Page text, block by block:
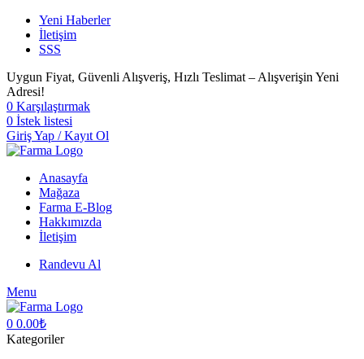
Yeni Haberler
İletişim
SSS
Uygun Fiyat, Güvenli Alışveriş, Hızlı Teslimat – Alışverişin Yeni
Adresi!
0 Karşılaştırmak
0 İstek listesi
Giriş Yap / Kayıt Ol
Anasayfa
Mağaza
Farma E-Blog
Hakkımızda
İletişim
Randevu Al
Menu
0 0.00₺
Kategoriler